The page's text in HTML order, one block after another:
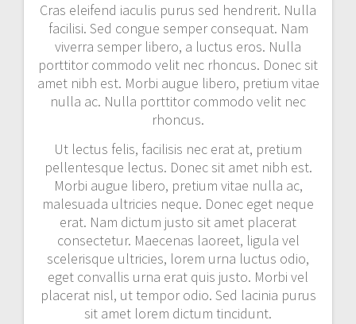
Cras eleifend iaculis purus sed hendrerit. Nulla
facilisi. Sed congue semper consequat. Nam
viverra semper libero, a luctus eros. Nulla
porttitor commodo velit nec rhoncus. Donec sit
amet nibh est. Morbi augue libero, pretium vitae
nulla ac. Nulla porttitor commodo velit nec
rhoncus.
Ut lectus felis, facilisis nec erat at, pretium
pellentesque lectus. Donec sit amet nibh est.
Morbi augue libero, pretium vitae nulla ac,
malesuada ultricies neque. Donec eget neque
erat. Nam dictum justo sit amet placerat
consectetur. Maecenas laoreet, ligula vel
scelerisque ultricies, lorem urna luctus odio,
eget convallis urna erat quis justo. Morbi vel
placerat nisl, ut tempor odio. Sed lacinia purus
sit amet lorem dictum tincidunt.